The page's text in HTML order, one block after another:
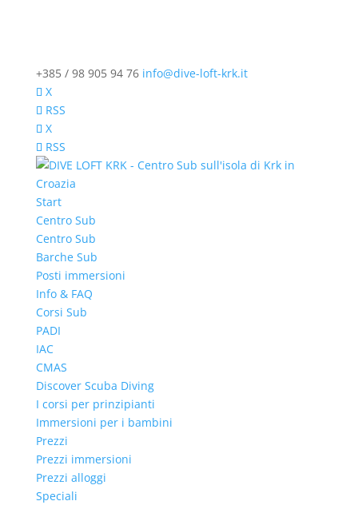
+385 / 98 905 94 76 info@dive-loft-krk.it
X
RSS
X
RSS
Start
Centro Sub
Centro Sub
Barche Sub
Posti immersioni
Info & FAQ
Corsi Sub
PADI
IAC
CMAS
Discover Scuba Diving
I corsi per prinzipianti
Immersioni per i bambini
Prezzi
Prezzi immersioni
Prezzi alloggi
Speciali